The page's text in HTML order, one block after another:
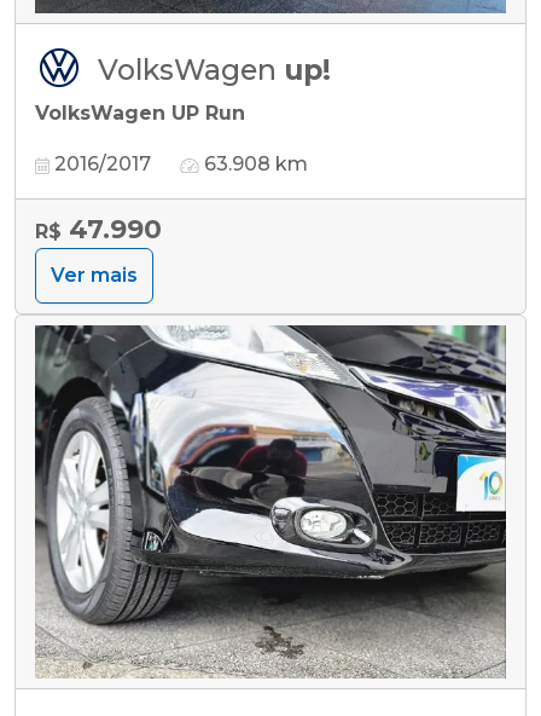
VolksWagen up!
VolksWagen UP Run
2016/2017 63.908 km
R$ 47.990
Ver mais